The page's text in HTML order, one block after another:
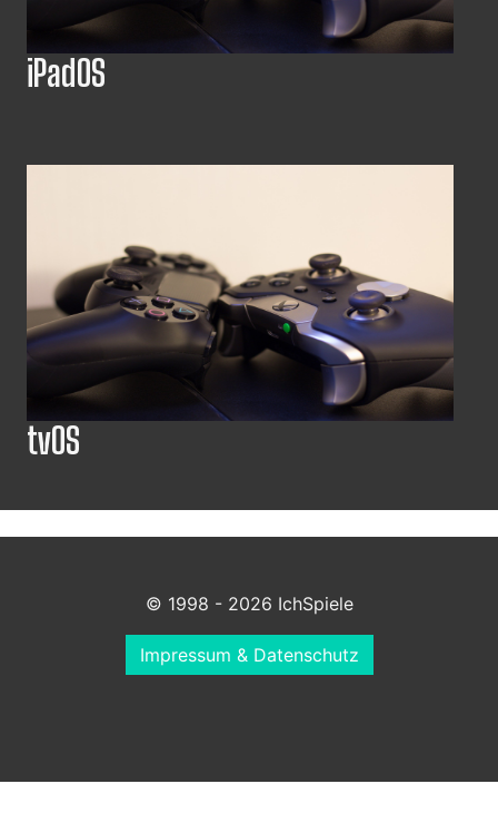
iPadOS
tvOS
© 1998 - 2026 IchSpiele
Impressum & Datenschutz